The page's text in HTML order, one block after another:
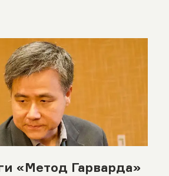
«Метод Гарварда»